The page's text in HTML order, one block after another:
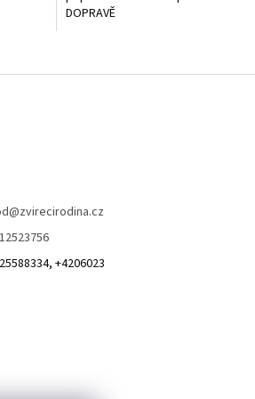
DOPRAVĚ
@zvirecirodina.cz
+4206023